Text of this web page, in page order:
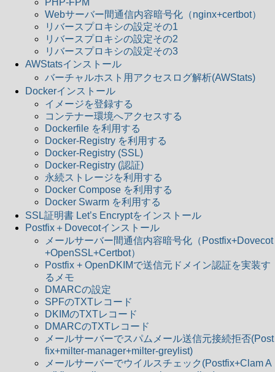
Webサーバー間通信内容暗号化（nginx+certbot）
リバースプロキシの設定その1
リバースプロキシの設定その2
リバースプロキシの設定その3
AWStatsインストール
バーチャルホスト用アクセスログ解析(AWStats)
Dockerインストール
イメージを登録する
コンテナー環境へアクセスする
Dockerfile を利用する
Docker-Registry を利用する
Docker-Registry (SSL)
Docker-Registry (認証)
永続ストレージを利用する
Docker Compose を利用する
Docker Swarm を利用する
SSL証明書 Let’s Encryptをインストール
Postfix＋Dovecotインストール
メールサーバー間通信内容暗号化（Postfix+Dovecot
+OpenSSL+Certbot）
Postfix + OpenDKIMで送信元ドメイン認証を実装す
るメモ
DMARCの設定
SPFのTXTレコード
DKIMのTXTレコード
DMARCのTXTレコード
メールサーバーでスパムメール送信元接続拒否(Post
fix+milter-manager+milter-greylist)
メールサーバーでウイルスチェック(Postfix+Clam A